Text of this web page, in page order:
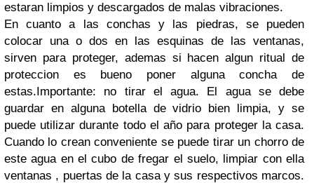
estaran limpios y descargados de malas vibraciones.
En cuanto a las conchas y las piedras, se pueden
colocar una o dos en las esquinas de las ventanas,
sirven para proteger, ademas si hacen algun ritual de
proteccion es bueno poner alguna concha de
estas.Importante: no tirar el agua. El agua se debe
guardar en alguna botella de vidrio bien limpia, y se
puede utilizar durante todo el año para proteger la casa.
Cuando lo crean conveniente se puede tirar un chorro de
este agua en el cubo de fregar el suelo, limpiar con ella
ventanas , puertas de la casa y sus respectivos marcos.